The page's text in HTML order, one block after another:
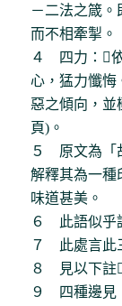
－二法之箴。
而不相牽掣。
４ 四力：
心，猛力懺悔
惡之傾向，並
頁)。
５ 原文為「
解釋其為一種
味道甚美。
６ 此語似乎
７ 此處言此
８ 見以下註
９ 四種邊見